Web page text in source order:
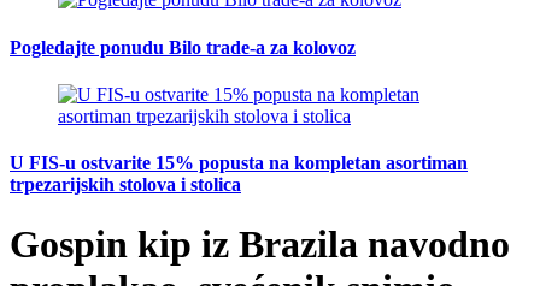
Pogledajte ponudu Bilo trade-a za kolovoz
U FIS-u ostvarite 15% popusta na kompletan asortiman
trpezarijskih stolova i stolica
Gospin kip iz Brazila navodno